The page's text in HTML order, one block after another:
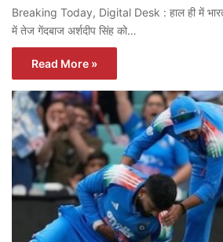
Breaking Today, Digital Desk : हाल ही में
में तेज गेंदबाज अर्शदीप सिंह को…
Read More »